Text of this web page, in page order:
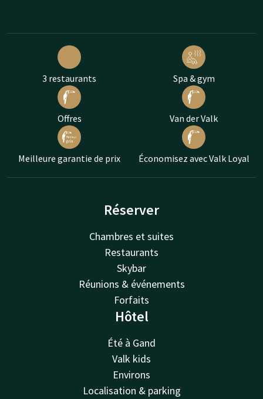
3 restaurants Spa & gym
Offres Van der Valk
Meilleure garantie de prix Économisez avec Valk Loyal
Réserver
Chambres et suites
Restaurants
Skybar
Réunions & événements
Forfaits
Hôtel
Été à Gand
Valk kids
Environs
Localisation & parking